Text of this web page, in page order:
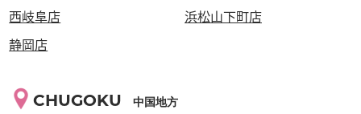
西岐阜店
浜松山下町店
静岡店
CHUGOKU 中国地方